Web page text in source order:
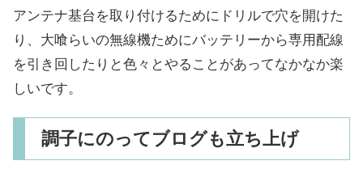
アンテナ基台を取り付けるためにドリルで穴を開けた
り、大喰らいの無線機ためにバッテリーから専用配線
を引き回したりと色々とやることがあってなかなか楽
しいです。
調子にのってブログも立ち上げ